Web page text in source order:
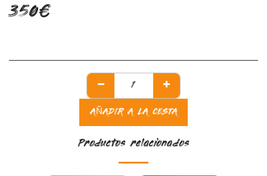
350€
AÑADIR A LA CESTA
Productos relacionados